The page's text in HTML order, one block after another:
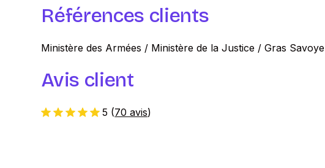
Références clients
Ministère des Armées / Ministère de la Justice / Gras Savoye
Avis client
5 (70 avis)